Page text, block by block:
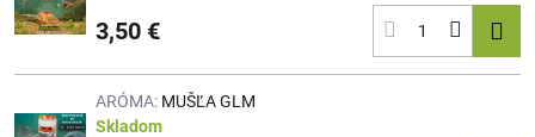
3,50 €
ARÓMA: MUŠĽA GLM
Skladom